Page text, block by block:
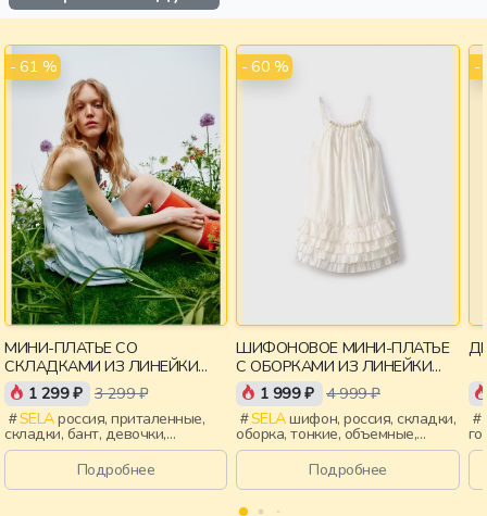
- 61 %
МИНИ-ПЛАТЬЕ СО
СКЛАДКАМИ ИЗ ЛИНЕЙКИ
YOUNG1 299 ₽ 3 299 ₽
SELAроссия, приталенные,
складки, бант, девочки,
старшеклассники, дети
Подробнее
- 60 %
ШИФОНОВОЕ МИНИ-ПЛАТЬЕ
С ОБОРКАМИ ИЗ ЛИНЕЙКИ
YOUNG1 999 ₽ 4 999 ₽
SELAшифон, россия, складки,
оборка, тонкие, объемные,
девочки, старшеклассники,
Подробнее
-